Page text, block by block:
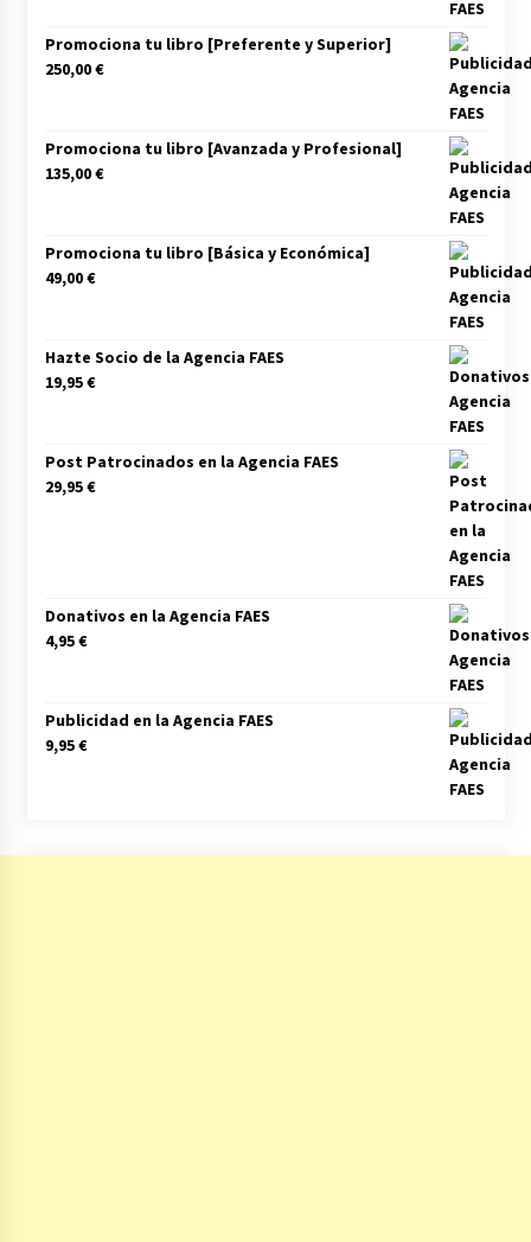
Promociona tu libro [Preferente y Superior]
250,00€
Promociona tu libro [Avanzada y Profesional]
135,00€
Promociona tu libro [Básica y Económica]
49,00€
Hazte Socio de la Agencia FAES
19,95€
Post Patrocinados en la Agencia FAES
29,95€
Donativos en la Agencia FAES
4,95€
Publicidad en la Agencia FAES
9,95€